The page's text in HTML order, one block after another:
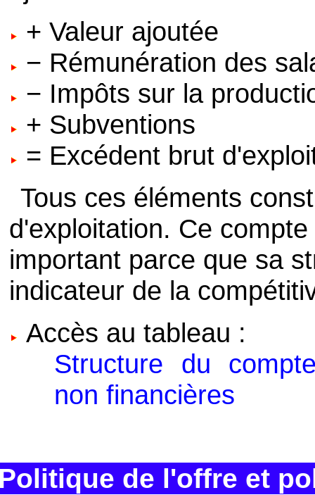
+ Valeur ajoutée
− Rémunération des
− Impôts sur la
+ Subventions
= Excédent brut
Tous ces éléments
d'exploitation. Ce
important parce que sa
indicateur de la
Accès au tableau :
Structure du
non financières
de l'offre et